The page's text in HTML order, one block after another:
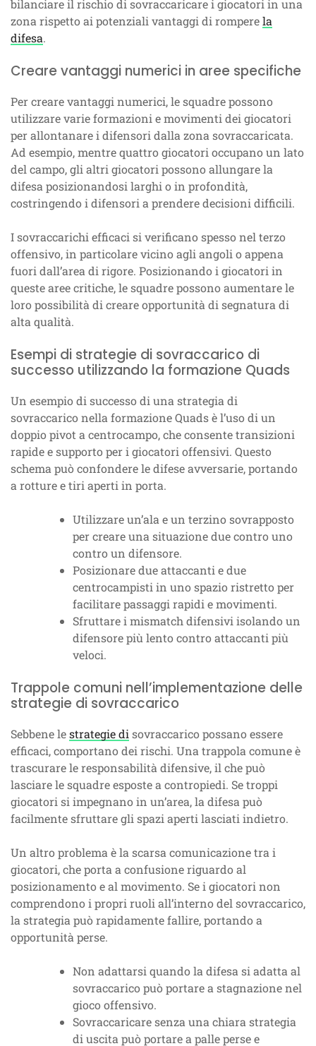
bilanciare il rischio di sovraccaricare i giocatori in una
zona rispetto ai potenziali vantaggi di romperela
difesa.
Creare vantaggi numerici in aree specifiche
Per creare vantaggi numerici, le squadre possono
utilizzare varie formazioni e movimenti dei giocatori
per allontanare i difensori dalla zona sovraccaricata.
Ad esempio, mentre quattro giocatori occupano un lato
del campo, gli altri giocatori possono allungare la
difesa posizionandosi larghi o in profondità,
costringendo i difensori a prendere decisioni difficili.
I sovraccarichi efficaci si verificano spesso nel terzo
offensivo, in particolare vicino agli angoli o appena
fuori dall’area di rigore. Posizionando i giocatori in
queste aree critiche, le squadre possono aumentare le
loro possibilità di creare opportunità di segnatura di
alta qualità.
Esempi di strategie di sovraccarico di
successo utilizzando la formazione Quads
Un esempio di successo di una strategia di
sovraccarico nella formazione Quads è l’uso di un
doppio pivot a centrocampo, che consente transizioni
rapide e supporto per i giocatori offensivi. Questo
schema può confondere le difese avversarie, portando
a rotture e tiri aperti in porta.
Utilizzare un’ala e un terzino sovrapposto
per creare una situazione due contro uno
contro un difensore.
Posizionare due attaccanti e due
centrocampisti in uno spazio ristretto per
facilitare passaggi rapidi e movimenti.
Sfruttare i mismatch difensivi isolando un
difensore più lento contro attaccanti più
veloci.
Trappole comuni nell’implementazione delle
strategie di sovraccarico
Sebbene lestrategie di sovraccarico possano essere
efficaci, comportano dei rischi. Una trappola comune è
trascurare le responsabilità difensive, il che può
lasciare le squadre esposte a contropiedi. Se troppi
giocatori si impegnano in un’area, la difesa può
facilmente sfruttare gli spazi aperti lasciati indietro.
Un altro problema è la scarsa comunicazione tra i
giocatori, che porta a confusione riguardo al
posizionamento e al movimento. Se i giocatori non
comprendono i propri ruoli all’interno del sovraccarico,
la strategia può rapidamente fallire, portando a
opportunità perse.
Non adattarsi quando la difesa si adatta al
sovraccarico può portare a stagnazione nel
gioco offensivo.
Sovraccaricare senza una chiara strategia
di uscita può portare a palle perse e